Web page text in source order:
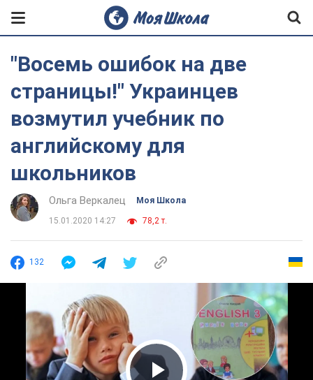
"Восемь ошибок на две
страницы!" Украинцев
возмутил учебник по
английскому для
школьников
Ольга Веркалец Моя Школа
15.01.2020 14:27 78,2 т.
132